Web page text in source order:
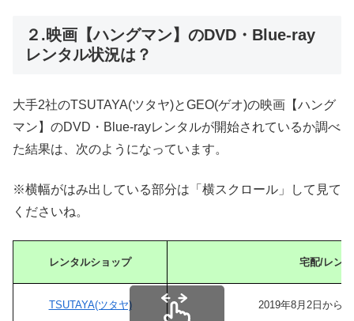
２.映画【ハングマン】のDVD・Blue-ray
レンタル状況は？
大手2社のTSUTAYA(ツタヤ)とGEO(ゲオ)の映画【ハング
マン】のDVD・Blue-rayレンタルが開始されているか調べ
た結果は、次のようになっています。
※横幅がはみ出している部分は「横スクロール」して見て
くださいね。
レンタルショップ 宅配/レン
TSUTAYA(ツタヤ) 2019年8月2日から